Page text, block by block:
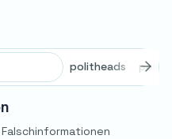
politheads